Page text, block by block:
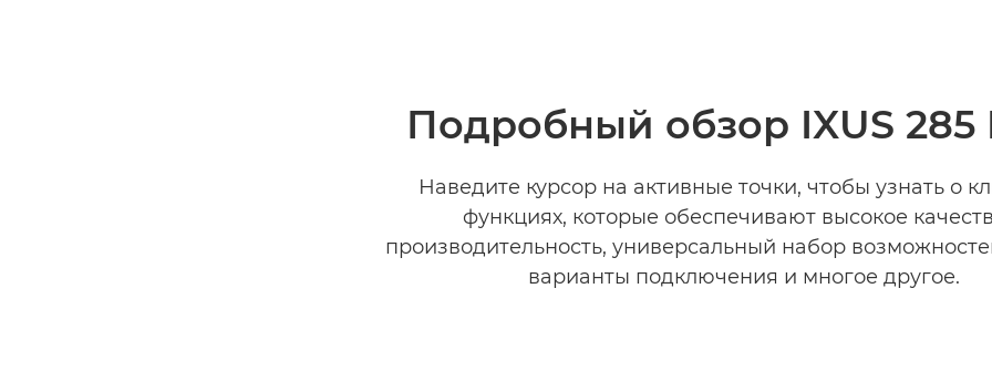
Подробный обзор IXUS 285
Наведите курсор на активные точки, чтобы узнать о
функциях, которые обеспечивают высокое
производительность, универсальный набор
варианты подключения и многое другое.